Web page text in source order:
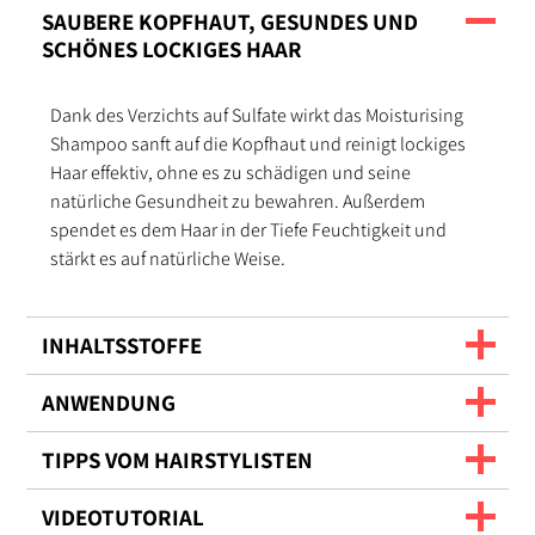
SAUBERE KOPFHAUT, GESUNDES UND
SCHÖNES LOCKIGES HAAR
Dank des Verzichts auf Sulfate wirkt das Moisturising
Shampoo sanft auf die Kopfhaut und reinigt lockiges
Haar effektiv, ohne es zu schädigen und seine
natürliche Gesundheit zu bewahren. Außerdem
spendet es dem Haar in der Tiefe Feuchtigkeit und
stärkt es auf natürliche Weise.
INHALTSSTOFFE
ANWENDUNG
TIPPS VOM HAIRSTYLISTEN
VIDEOTUTORIAL